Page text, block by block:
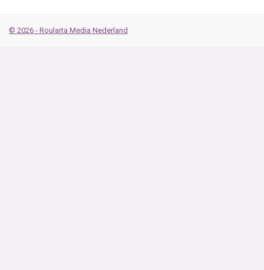
© 2026 - Roularta Media Nederland